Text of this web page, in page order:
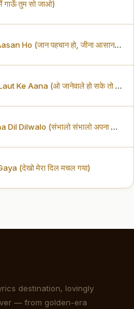
तुम सो जाओ)
Jan Pehechan Ho, Jina Aasan Ho (जान पहचान हो, जीना आसान हो)
O Janewale Ho Sake To Laut Ke Aana (ओ जानेवाले हो सके तो लौट के आना)
Sambhalo Sambhalo Apna Dil Dilwalo (संभालो संभालो अपना दिल दिलवालों)
(देखो मेरा दिल मचल गया)
destination, lovingly
— from golden-era